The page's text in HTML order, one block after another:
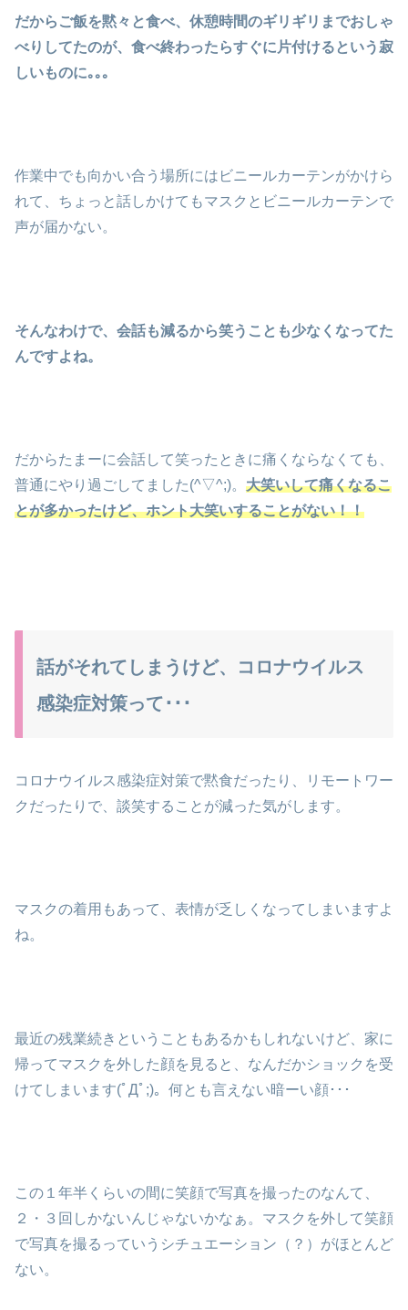
だからご飯を黙々と食べ、休憩時間のギリギリまでおしゃ
べりしてたのが、食べ終わったらすぐに片付けるという寂
しいものに｡｡｡
作業中でも向かい合う場所にはビニールカーテンがかけら
れて、ちょっと話しかけてもマスクとビニールカーテンで
声が届かない。
そんなわけで、会話も減るから笑うことも少なくなってた
んですよね。
だからたまーに会話して笑ったときに痛くならなくても、
普通にやり過ごしてました(^▽^;)。 大笑いして痛くなるこ
とが多かったけど、ホント大笑いすることがない！！
話がそれてしまうけど、コロナウイルス
感染症対策って･･･
コロナウイルス感染症対策で黙食だったり、リモートワー
クだったりで、談笑することが減った気がします。
マスクの着用もあって、表情が乏しくなってしまいますよ
ね。
最近の残業続きということもあるかもしれないけど、家に
帰ってマスクを外した顔を見ると、なんだかショックを受
けてしまいます(ﾟДﾟ;)。何とも言えない暗ーい顔･･･
この１年半くらいの間に笑顔で写真を撮ったのなんて、
２・３回しかないんじゃないかなぁ。マスクを外して笑顔
で写真を撮るっていうシチュエーション（？）がほとんど
ない。